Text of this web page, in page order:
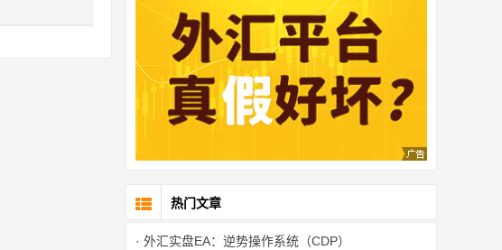
热门文章
· 外汇实盘EA：逆势操作系统（CDP）